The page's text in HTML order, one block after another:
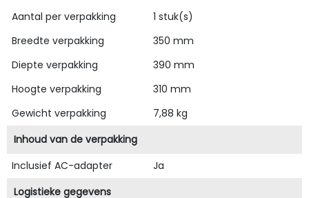
Aantal per verpakking
1 stuk(s)
Breedte verpakking
350 mm
Diepte verpakking
390 mm
Hoogte verpakking
310 mm
Gewicht verpakking
7,88 kg
Inhoud van de verpakking
Inclusief AC-adapter
Ja
Logistieke gegevens